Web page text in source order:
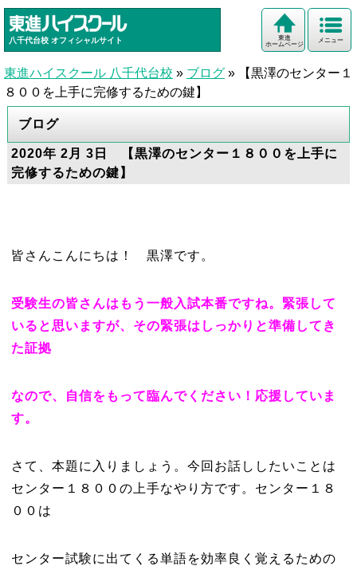
八千代台校 オフィシャルサイト メニュー
東進
ホームページ
東進ハイスクール 八千代台校 » ブログ »
【黒澤のセンター１
８００を上手に完修するための鍵】
ブログ
2020年 2月 3日 【黒澤のセンター１８００を上手に
完修するための鍵】
皆さんこんにちは！ 黒澤です。
受験生の皆さんはもう一般入試本番ですね。緊張して
いると思いますが、その緊張はしっかりと準備してき
た証拠
なので、自信をもって臨んでください！応援していま
す。
さて、本題に入りましょう。今回お話ししたいことは
センター１８００の上手なやり方です。センター１８
００は
センター試験に出てくる単語を効率良く覚えるための